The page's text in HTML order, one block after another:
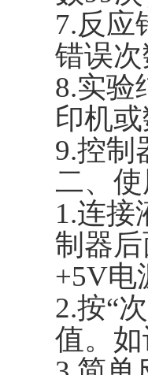
7.反应
错误
8.实验
印机
9.控制
二、
1.连接
制器
+5V电
2.按“
值。